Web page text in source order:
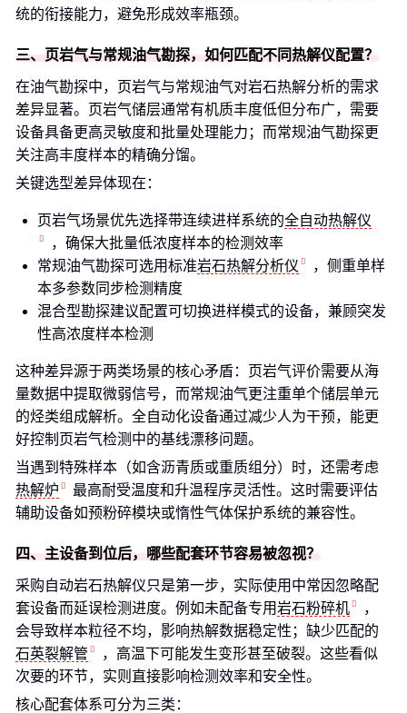
统的衔接能力，避免形成效率瓶颈。
三、页岩气与常规油气勘探，如何匹配不同热解仪配置？
在油气勘探中，页岩气与常规油气对岩石热解分析的需求
差异显著。页岩气储层通常有机质丰度低但分布广，需要
设备具备更高灵敏度和批量处理能力；而常规油气勘探更
关注高丰度样本的精确分馏。
关键选型差异体现在：
页岩气场景优先选择带连续进样系统的全自动热解仪
，确保大批量低浓度样本的检测效率
常规油气勘探可选用标准岩石热解分析仪
，侧重单样
本多参数同步检测精度
混合型勘探建议配置可切换进样模式的设备，兼顾突发
性高浓度样本检测
这种差异源于两类场景的核心矛盾：页岩气评价需要从海
量数据中提取微弱信号，而常规油气更注重单个储层单元
的烃类组成解析。全自动化设备通过减少人为干预，能更
好控制页岩气检测中的基线漂移问题。
当遇到特殊样本（如含沥青质或重质组分）时，还需考虑
热解炉
最高耐受温度和升温程序灵活性。这时需要评估
辅助设备如预粉碎模块或惰性气体保护系统的兼容性。
四、主设备到位后，哪些配套环节容易被忽视？
采购自动岩石热解仪只是第一步，实际使用中常因忽略配
套设备而延误检测进度。例如未配备专用岩石粉碎机
，
会导致样本粒径不均，影响热解数据稳定性；缺少匹配的
石英裂解管
，高温下可能发生变形甚至破裂。这些看似
次要的环节，实则直接影响检测效率和安全性。
核心配套体系可分为三类：